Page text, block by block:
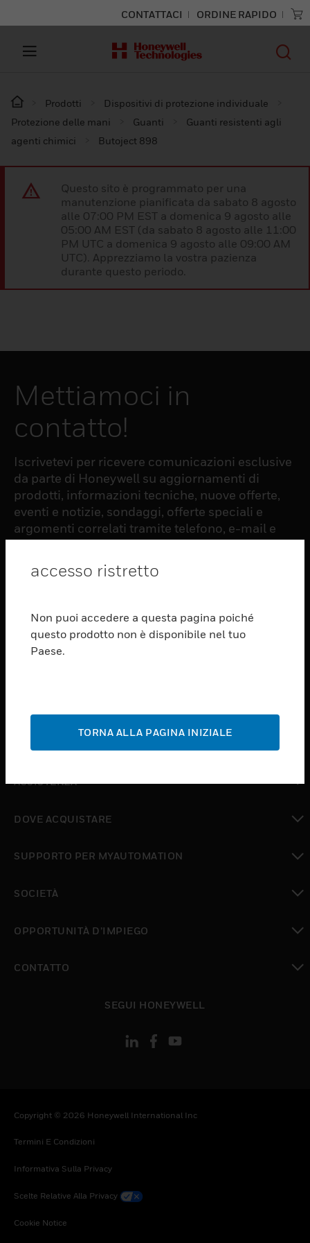
CONTATTACI ORDINE RAPIDO
Prodotti
Dispositivi di protezione individuale
Protezione delle mani
Guanti
Guanti resistenti agli
agenti chimici
Butoject 898
Questo sito è programmato per una
manutenzione pianificata da sabato 8 agosto
alle 07:00 PM EST a domenica 9 agosto alle
05:00 AM EST (da sabato 8 agosto alle 11:00
PM UTC a domenica 9 agosto alle 09:00 AM
UTC). Apprezziamo la vostra pazienza
durante questo periodo.
Mettiamoci in
contatto!
Iscrivetevi per ricevere comunicazioni esclusive
da parte di Honeywell su aggiornamenti di
prodotti, informazioni tecniche, nuove offerte,
eventi e notizie, sondaggi, offerte speciali e
argomenti correlati tramite telefono, e-mail e
PRODUCTS
toggle view
ASSISTENZA
DOVE ACQUISTARE
SUPPORTO PER MYAUTOMATION
SOCIETÀ
OPPORTUNITÀ D’IMPIEGO
CONTATTO
SEGUI HONEYWELL
Copyright © 2026 Honeywell International Inc
Termini E Condizioni
Informativa Sulla Privacy
Scelte Relative Alla Privacy
Cookie Notice
accesso ristretto
Non puoi accedere a questa pagina poiché
questo prodotto non è disponibile nel tuo
Paese.
TORNA ALLA PAGINA INIZIALE